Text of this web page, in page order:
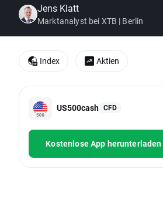
Jens Klatt
Marktanalyst bei XTB | Berlin
US500cash CFD
Kostenlose App herunterladen
Index Aktien